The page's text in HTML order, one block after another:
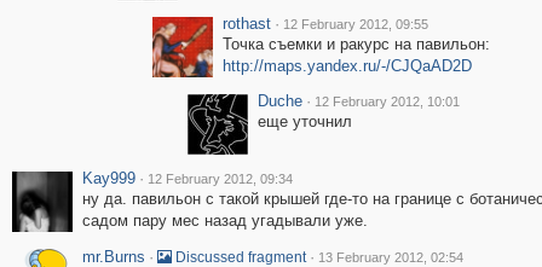
rothast · 12 February 2012, 09:55
Точка съемки и ракурс на павильон:
http://maps.yandex.ru/-/CJQaAD2D
Duche · 12 February 2012, 10:01
еще уточнил
Kay999 · 12 February 2012, 09:34
ну да. павильон с такой крышей где-то на границе с
садом пару мес назад угадывали уже.
mr.Burns · Discussed fragment · 13 February 2012, 02:54